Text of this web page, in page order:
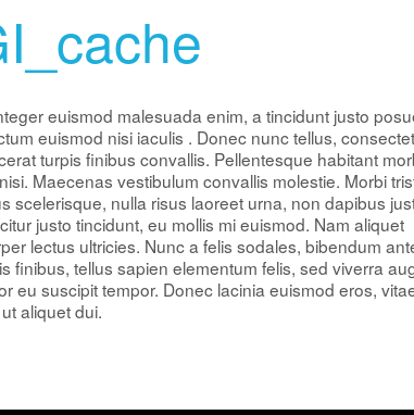
euismod malesuada enim, a tincidunt justo
euismod nisi iaculis . Donec nunc tellus,
turpis finibus convallis. Pellentesque habitant
Maecenas vestibulum convallis molestie. Morbi
scelerisque, nulla risus laoreet urna, non dapibus
justo tincidunt, eu mollis mi euismod. Nam aliquet
lectus ultricies. Nunc a felis sodales, bibendum
finibus, tellus sapien elementum felis, sed viverra
eu suscipit tempor. Donec lacinia euismod eros,
aliquet dui.